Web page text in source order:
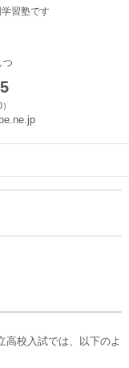
習塾です
つ
校入試では、以下のよ